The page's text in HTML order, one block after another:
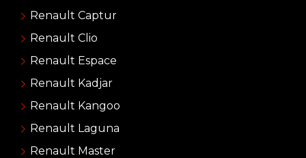
Renault Captur
Renault Clio
Renault Espace
Renault Kadjar
Renault Kangoo
Renault Laguna
Renault Master